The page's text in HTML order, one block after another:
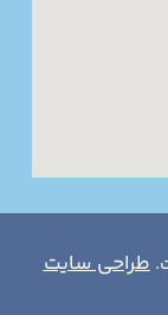
طراحی سایت